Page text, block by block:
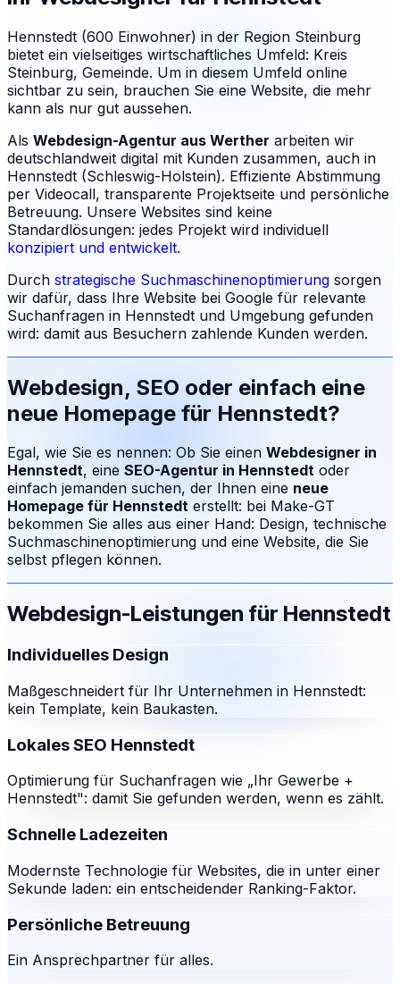
Hennstedt (600 Einwohner) in der Region Steinburg
bietet ein vielseitiges wirtschaftliches Umfeld: Kreis
Steinburg, Gemeinde. Um in diesem Umfeld online
sichtbar zu sein, brauchen Sie eine Website, die mehr
kann als nur gut aussehen.
Als Webdesign-Agentur aus Werther arbeiten wir
deutschlandweit digital mit Kunden zusammen, auch in
Hennstedt (Schleswig-Holstein). Effiziente Abstimmung
per Videocall, transparente Projektseite und persönliche
Betreuung. Unsere Websites sind keine
Standardlösungen: jedes Projekt wird individuell
konzipiert und entwickelt.
Durch strategische Suchmaschinenoptimierung sorgen
wir dafür, dass Ihre Website bei Google für relevante
Suchanfragen in Hennstedt und Umgebung gefunden
wird: damit aus Besuchern zahlende Kunden werden.
Webdesign, SEO oder einfach eine
neue Homepage für Hennstedt?
Egal, wie Sie es nennen: Ob Sie einen Webdesigner in
Hennstedt, eine SEO-Agentur in Hennstedt oder
einfach jemanden suchen, der Ihnen eine neue
Homepage für Hennstedt erstellt: bei Make-GT
bekommen Sie alles aus einer Hand: Design, technische
Suchmaschinenoptimierung und eine Website, die Sie
selbst pflegen können.
Webdesign-Leistungen für Hennstedt
Individuelles Design
Maßgeschneidert für Ihr Unternehmen in Hennstedt:
kein Template, kein Baukasten.
Lokales SEO Hennstedt
Optimierung für Suchanfragen wie „Ihr Gewerbe +
Hennstedt": damit Sie gefunden werden, wenn es zählt.
Schnelle Ladezeiten
Modernste Technologie für Websites, die in unter einer
Sekunde laden: ein entscheidender Ranking-Faktor.
Persönliche Betreuung
Ein Ansprechpartner für alles.